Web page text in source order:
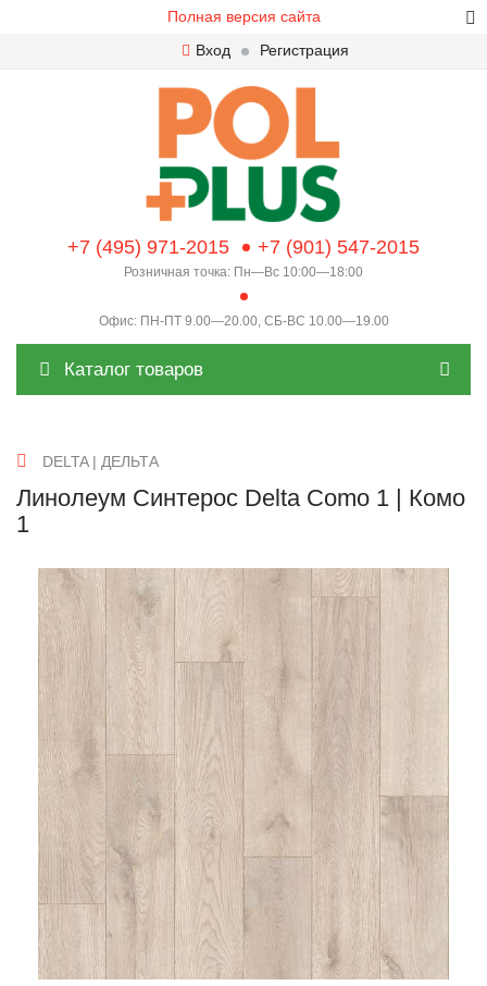
Полная версия сайта
Вход
Регистрация
+7 (495) 971-2015 +7 (901) 547-2015
Розничная точка: Пн—Вс 10:00—18:00
Офис: ПН-ПТ 9.00—20.00, СБ-ВС 10.00—19.00
Каталог товаров
DELTA | ДЕЛЬТА
Линолеум Синтерос Delta Como 1 | Комо
1